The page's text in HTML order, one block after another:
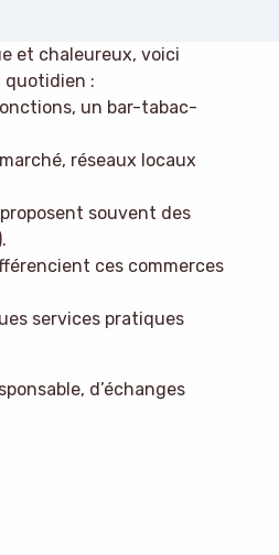
et chaleureux, voici
quotidien :
un bar-tabac-
réseaux locaux
souvent des
ces commerces
services pratiques
d’échanges